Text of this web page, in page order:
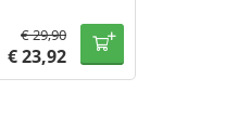
€29,90
€23,92